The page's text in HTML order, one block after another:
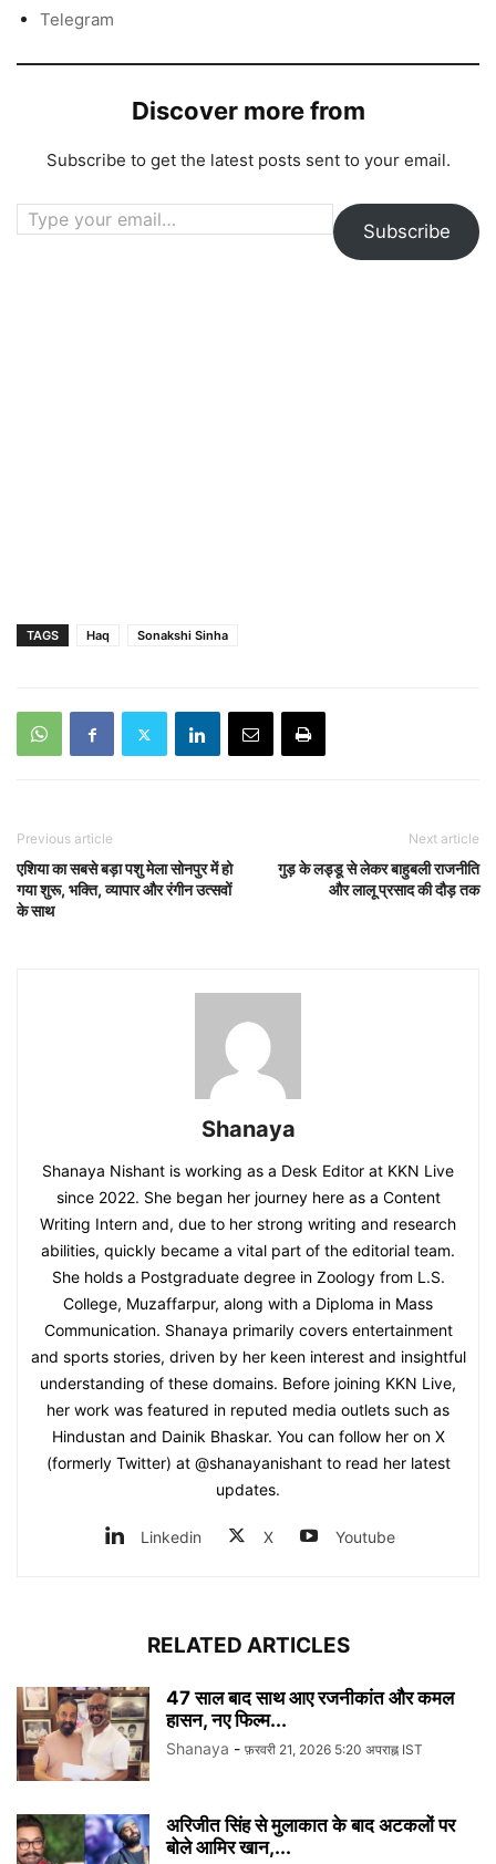
Telegram
Discover more from
Subscribe to get the latest posts sent to your email.
Type your email…
Subscribe
TAGS Haq Sonakshi Sinha
Previous article
एशिया का सबसे बड़ा पशु मेला सोनपुर में हो
गया शुरू, भक्ति, व्यापार और रंगीन उत्सवों
के साथ
Next article
गुड़ के लड्डू से लेकर बाहुबली राजनीति
और लालू प्रसाद की दौड़ तक
Shanaya
Shanaya Nishant is working as a Desk Editor at KKN Live
since 2022. She began her journey here as a Content
Writing Intern and, due to her strong writing and research
abilities, quickly became a vital part of the editorial team.
She holds a Postgraduate degree in Zoology from L.S.
College, Muzaffarpur, along with a Diploma in Mass
Communication. Shanaya primarily covers entertainment
and sports stories, driven by her keen interest and insightful
understanding of these domains. Before joining KKN Live,
her work was featured in reputed media outlets such as
Hindustan and Dainik Bhaskar. You can follow her on X
(formerly Twitter) at @shanayanishant to read her latest
updates.
Linkedin X Youtube
RELATED ARTICLES
47 साल बाद साथ आए रजनीकांत और कमल
हासन, नए फिल्म...
Shanaya - फ़रवरी 21, 2026 5:20 अपराह्न IST
अरिजीत सिंह से मुलाकात के बाद अटकलों पर
बोले आमिर खान,...